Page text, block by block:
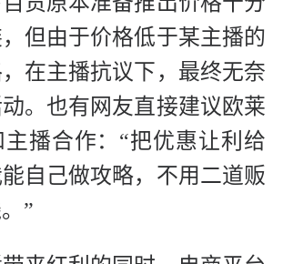
但由于价格低于某主播的
在主播抗议下，最终无奈
。也有网友直接建议欧莱
播合作：“把优惠让利给
自己做攻略，不用二道贩
”